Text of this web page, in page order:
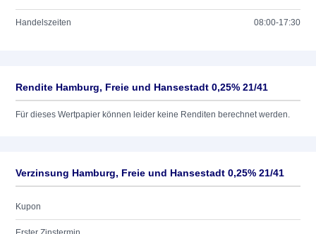
Handelszeiten 08:00-17:30
Rendite Hamburg, Freie und Hansestadt 0,25% 21/41
Für dieses Wertpapier können leider keine Renditen berechnet werden.
Verzinsung Hamburg, Freie und Hansestadt 0,25% 21/41
Kupon